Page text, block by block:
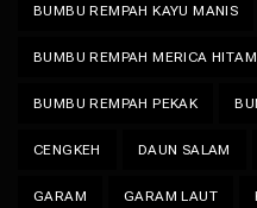
BUMBU REMPAH KAYU MANIS
BUMBU REMPAH MERICA HITAM
BUMBU REMPAH PEKAK
CENGKEH DAUN SALAM
GARAM GARAM LAUT